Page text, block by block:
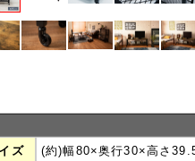
ズ (約)幅80×奥行30×高さ